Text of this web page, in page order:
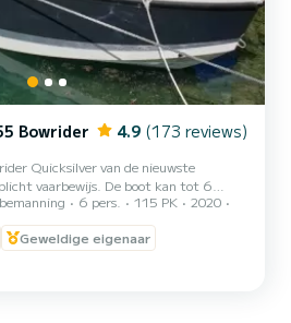
Bowrider 4.9 (173 reviews)
Quicksilver van de nieuwste
uitgerust met een krachtige 115 pk
combineert sportplezier met een zeer
zijn compacte formaat en zeer
stuurbekrachtiging, zorgt
en manoeuvres. Hij is ook zeer veilig
6 pers. 115 PK
2020
Geweldige eigenaar